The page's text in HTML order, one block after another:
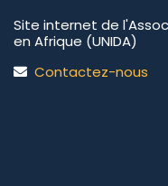
Site internet de
en Afrique (UNIDA)
Contactez-nous